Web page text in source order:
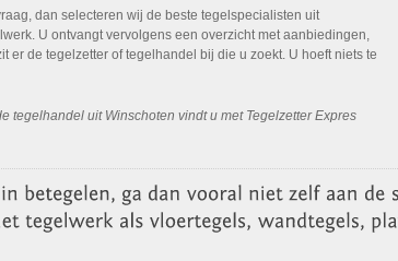
dan selecteren wij de beste tegelspecialisten uit
U ontvangt vervolgens een overzicht met aanbiedingen,
er de tegelzetter of tegelhandel bij die u zoekt. U hoeft niets te
tegelhandel uit Winschoten vindt u met Tegelzetter Expres